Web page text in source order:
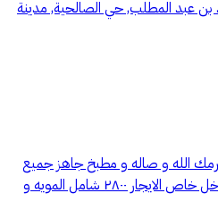
بن عبد المطلب, حي الصالحية, مدينة
الله و صاله و مطبخ جاهز جميع
الاجهزه الكهربائيه فرش جديد مدخل خاص الايجار ٢٨٠٠ شامل المويه و